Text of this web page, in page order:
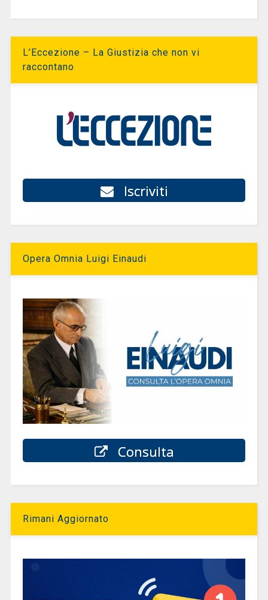
L’Eccezione – La Giustizia che non vi
raccontano
Iscriviti
Opera Omnia Luigi Einaudi
Consulta
Rimani Aggiornato